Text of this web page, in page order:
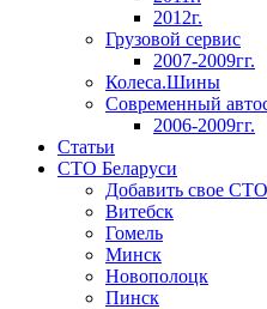
2012г.
Грузовой сервис
2007-2009гг.
Колеса.Шины
Современный
2006-2009гг.
Статьи
СТО Беларуси
Добавить свое СТО
Витебск
Гомель
Минск
Новополоцк
Пинск